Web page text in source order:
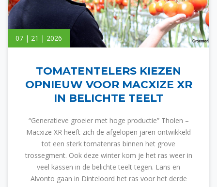
07 | 21 | 2026
TOMATENTELERS KIEZEN
OPNIEUW VOOR MACXIZE XR
IN BELICHTE TEELT
“Generatieve groeier met hoge productie” Tholen –
Macxize XR heeft zich de afgelopen jaren ontwikkeld
tot een sterk tomatenras binnen het grove
trossegment. Ook deze winter kom je het ras weer in
veel kassen in de belichte teelt tegen. Lans en
Alvonto gaan in Dinteloord het ras voor het derde